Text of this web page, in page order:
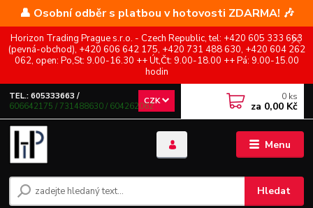
👤 Osobní odběr s platbou v hotovosti ZDARMA! 🎶
Horizon Trading Prague s.r.o. - Czech Republic, tel: +420 605 333 663
(pevná-obchod), +420 606 642 175, +420 731 488 630, +420 604 262
062, open: Po,St: 9.00-16.30 ++ Út,Čt: 9.00-18.00 ++ Pá: 9.00-15.00
hodin
Menu
CZK
Hledat
TEL.: 605333663 /
606642175 / 731488630 / 604262062
0 ks
za 0,00 Kč